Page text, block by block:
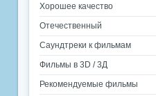
Хорошее качество
Отечественный
Саундтреки к фильмам
Фильмы в 3D / 3Д
Рекомендуемые фильмы